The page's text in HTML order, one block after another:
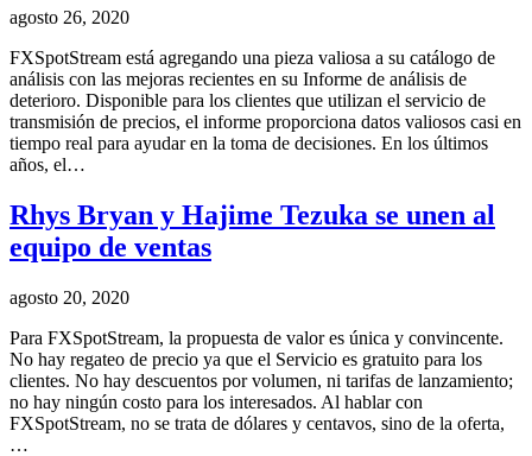
agosto 26, 2020
FXSpotStream está agregando una pieza valiosa a su catálogo de
análisis con las mejoras recientes en su Informe de análisis de
deterioro. Disponible para los clientes que utilizan el servicio de
transmisión de precios, el informe proporciona datos valiosos casi en
tiempo real para ayudar en la toma de decisiones. En los últimos
años, el…
Rhys Bryan y Hajime Tezuka se unen al
equipo de ventas
agosto 20, 2020
Para FXSpotStream, la propuesta de valor es única y convincente.
No hay regateo de precio ya que el Servicio es gratuito para los
clientes. No hay descuentos por volumen, ni tarifas de lanzamiento;
no hay ningún costo para los interesados. Al hablar con
FXSpotStream, no se trata de dólares y centavos, sino de la oferta,
…